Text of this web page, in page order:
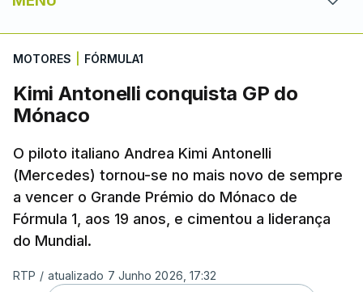
MOTORES FÓRMULA1
Kimi Antonelli conquista GP do
Mónaco
O piloto italiano Andrea Kimi Antonelli
(Mercedes) tornou-se no mais novo de sempre
a vencer o Grande Prémio do Mónaco de
Fórmula 1, aos 19 anos, e cimentou a liderança
do Mundial.
RTP / atualizado 7 Junho 2026, 17:32